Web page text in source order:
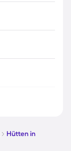
Hütten in